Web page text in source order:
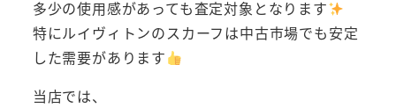
多少の使用感があっても査定対象となります
特にルイヴィトンのスカーフは中古市場でも安定
した需要があります
当店では、